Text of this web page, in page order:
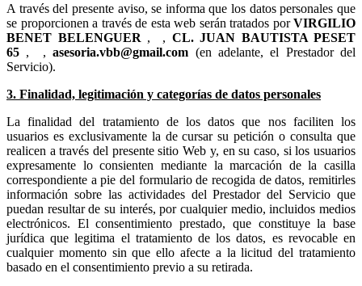
A través del presente aviso, se informa que los datos personales que
se proporcionen a través de esta web serán tratados por
,
,
,
,
(en adelante, el Prestador del
Servicio).
3. Finalidad, legitimación y categorías de datos personales
La finalidad del tratamiento de los datos que nos faciliten los
usuarios es exclusivamente la de cursar su petición o consulta que
realicen a través del presente sitio Web y, en su caso, si los usuarios
expresamente lo consienten mediante la marcación de la casilla
correspondiente a pie del formulario de recogida de datos, remitirles
información sobre las actividades del Prestador del Servicio que
puedan resultar de su interés, por cualquier medio, incluidos medios
electrónicos. El consentimiento prestado, que constituye la base
jurídica que legitima el tratamiento de los datos, es revocable en
cualquier momento sin que ello afecte a la licitud del tratamiento
basado en el consentimiento previo a su retirada.